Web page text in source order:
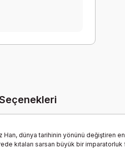
Han, dünya tarihinin yönünü değiştiren
kıtaları sarsan büyük bir